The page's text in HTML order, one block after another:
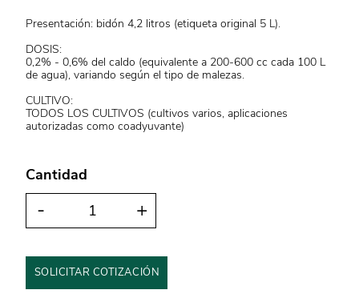
Presentación: bidón 4,2 litros (etiqueta original 5 L).
DOSIS:
0,2% - 0,6% del caldo (equivalente a 200-600 cc cada 100 L
de agua), variando según el tipo de malezas.
CULTIVO:
TODOS LOS CULTIVOS (cultivos varios, aplicaciones
autorizadas como coadyuvante)
Cantidad
- +
SOLICITAR COTIZACIÓN